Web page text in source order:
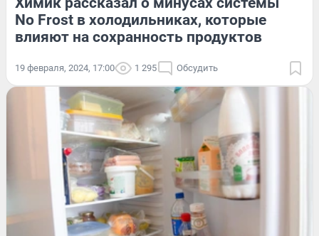
No Frost в холодильниках, которые
влияют на сохранность продуктов
19 февраля, 2024, 17:00 1 295 Обсудить